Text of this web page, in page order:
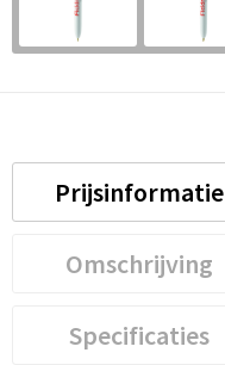
Prijsinformatie
Omschrijving
Specificaties